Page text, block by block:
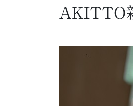
AKITTO